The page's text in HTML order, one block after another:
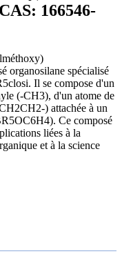
166546-
organosilane spécialisé
Il se compose d'un
(-CH3), d'un atome de
) attachée à un
Ce composé
liées à la
et à la science